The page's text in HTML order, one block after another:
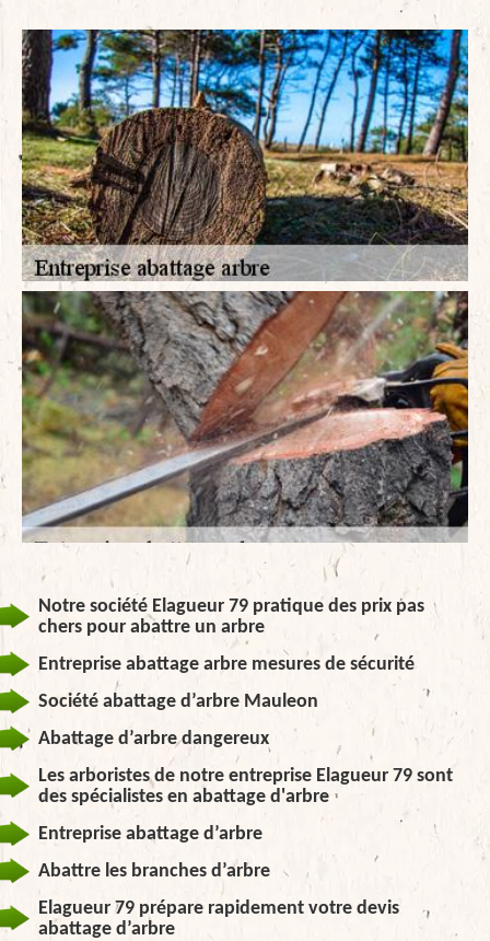
Notre société Elagueur 79 pratique des prix pas
chers pour abattre un arbre
Entreprise abattage arbre mesures de sécurité
Société abattage d’arbre Mauleon
Abattage d’arbre dangereux
Les arboristes de notre entreprise Elagueur 79 sont
des spécialistes en abattage d'arbre
Entreprise abattage d’arbre
Abattre les branches d’arbre
Elagueur 79 prépare rapidement votre devis
abattage d’arbre